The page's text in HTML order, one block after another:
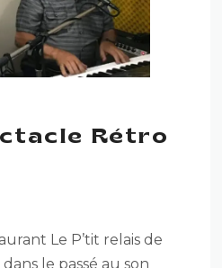
Rétro
Le P’tit relais de
le passé au son